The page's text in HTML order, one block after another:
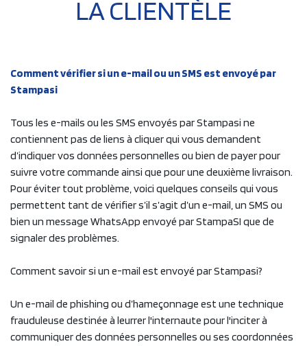
LA CLIENTÈLE
Comment vérifier si un e-mail ou un SMS est envoyé par
Stampasi
Tous les e-mails ou les SMS envoyés par Stampasi ne
contiennent pas de liens à cliquer qui vous demandent
d’indiquer vos données personnelles ou bien de payer pour
suivre votre commande ainsi que pour une deuxième livraison.
Pour éviter tout problème, voici quelques conseils qui vous
permettent tant de vérifier s’il s’agit d’un e-mail, un SMS ou
bien un message WhatsApp envoyé par StampaSI que de
signaler des problèmes.
Comment savoir si un e-mail est envoyé par Stampasi?
Un e-mail de phishing ou d’hameçonnage est une technique
frauduleuse destinée à leurrer l'internaute pour l'inciter à
communiquer des données personnelles ou ses coordonnées